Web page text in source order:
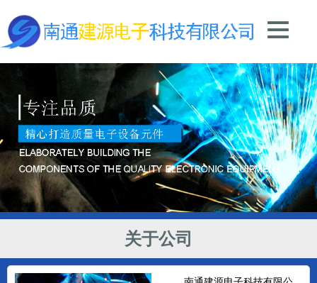
关于公司